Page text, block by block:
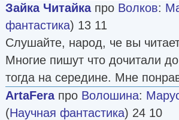
Зайка Читайкапро Волков:
фантастика) 13 11
Слушайте, народ, че вы
Многие пишут что дочитали
тогда на середине. Мне
ArtaFeraпро Волошина:
(Научная фантастика) 24 10